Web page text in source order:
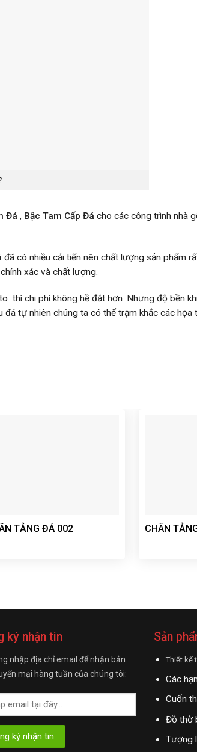
Đá , Bậc Tam Cấp Đá cho các công trình nhà
đã có nhiều cải tiến nên chất lượng sản phẩm
xác và chất lượng.
thì chi phí không hề đắt hơn .Nhưng độ bền
tự nhiên chúng ta có thể trạm khắc các họa
TẢNG ĐÁ 002 CHÂN
ký nhận tin
nhập địa chỉ email để nhận bản
mại hàng tuần của chúng tôi:
Sản
Thiết kế
Các
Cuốn
Đồ thờ
Tượng